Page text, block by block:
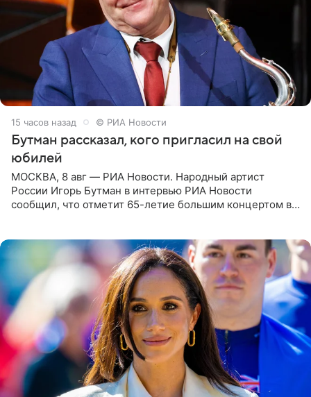
15 часов назад © РИА Новости
Бутман рассказал, кого пригласил на свой
юбилей
МОСКВА, 8 авг — РИА Новости. Народный артист
России Игорь Бутман в интервью РИА Новости
сообщил, что отметит 65-летие большим концертом в